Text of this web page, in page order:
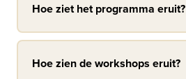
Hoe ziet het programma eruit?
Hoe zien de workshops eruit?